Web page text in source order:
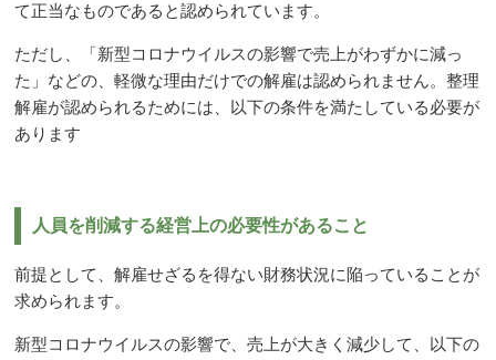
て正当なものであると認められています。
ただし、「新型コロナウイルスの影響で売上がわずかに減っ
た」などの、軽微な理由だけでの解雇は認められません。整理
解雇が認められるためには、以下の条件を満たしている必要が
あります
人員を削減する経営上の必要性があること
前提として、解雇せざるを得ない財務状況に陥っていることが
求められます。
新型コロナウイルスの影響で、売上が大きく減少して、以下の